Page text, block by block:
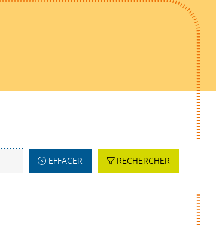
EFFACER RECHERCHER